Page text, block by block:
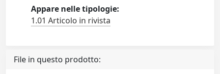
Appare nelle tipologie:
1.01 Articolo in rivista
File in questo prodotto: